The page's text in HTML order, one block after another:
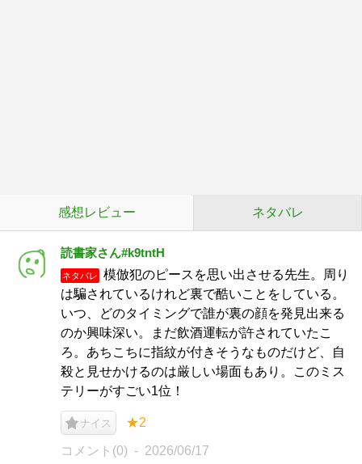
感想レビュー ネタバレ
読書家さん#k9tntH
ネタバレ
模倣犯のピースを思い出させる先生。周り
は騙されているけれど裏で酷いことをしている。
いつ、どのタイミングで誰が裏の顔を発見出来る
のか興味深い。まだ飲酒運転が許されていたこ
ろ。あちこちに指紋が付きそうなものだけど、自
殺と見せかけるのは厳しい場面もあり。このミス
テリーがすごい1位！
ナイス ★2
コメント(0) 2026/06/17